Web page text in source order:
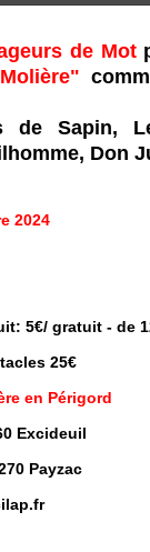
de Mot
de Sapin,
Don
2024
5€/ gratuit - de
25€
en Périgord
Excideuil
Payzac